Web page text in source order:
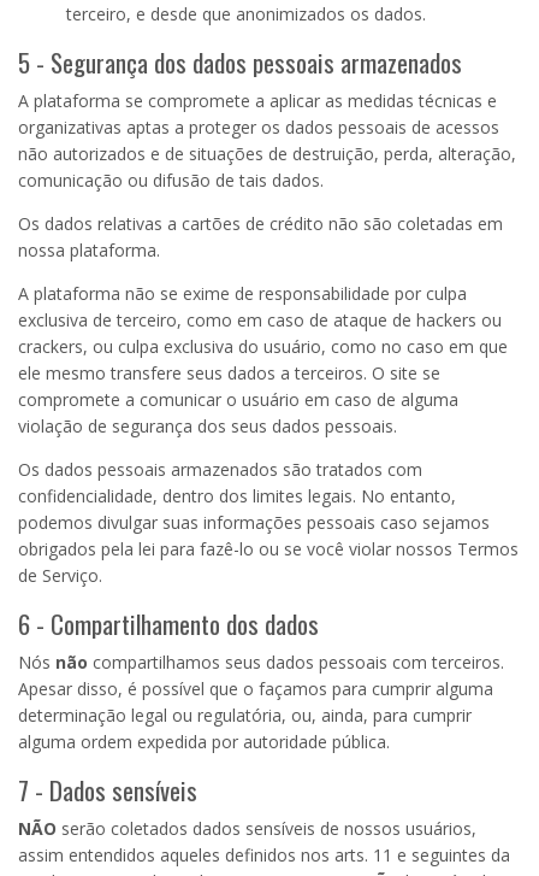
terceiro, e desde que anonimizados os dados.
5 - Segurança dos dados pessoais armazenados
A plataforma se compromete a aplicar as medidas técnicas e
organizativas aptas a proteger os dados pessoais de acessos
não autorizados e de situações de destruição, perda, alteração,
comunicação ou difusão de tais dados.
Os dados relativas a cartões de crédito não são coletadas em
nossa plataforma.
A plataforma não se exime de responsabilidade por culpa
exclusiva de terceiro, como em caso de ataque de hackers ou
crackers, ou culpa exclusiva do usuário, como no caso em que
ele mesmo transfere seus dados a terceiros. O site se
compromete a comunicar o usuário em caso de alguma
violação de segurança dos seus dados pessoais.
Os dados pessoais armazenados são tratados com
confidencialidade, dentro dos limites legais. No entanto,
podemos divulgar suas informações pessoais caso sejamos
obrigados pela lei para fazê-lo ou se você violar nossos Termos
de Serviço.
6 - Compartilhamento dos dados
Nós não compartilhamos seus dados pessoais com terceiros.
Apesar disso, é possível que o façamos para cumprir alguma
determinação legal ou regulatória, ou, ainda, para cumprir
alguma ordem expedida por autoridade pública.
7 - Dados sensíveis
NÃO serão coletados dados sensíveis de nossos usuários,
assim entendidos aqueles definidos nos arts. 11 e seguintes da